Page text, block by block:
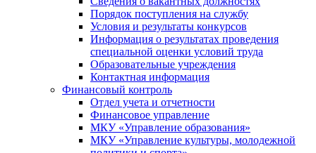
Порядок поступления на службу
Условия и результаты конкурсов
Информация о результатах проведения
специальной оценки условий труда
Образовательные учреждения
Контактная информация
Финансовый контроль
Отдел учета и отчетности
Финансовое управление
МКУ «Управление образования»
МКУ «Управление культуры, молодежной